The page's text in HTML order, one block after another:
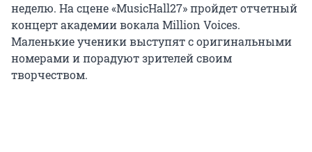
неделю. На сцене «MusicHall27» пройдет отчетный
концерт академии вокала Million Voices.
Маленькие ученики выступят с оригинальными
номерами и порадуют зрителей своим
творчеством.